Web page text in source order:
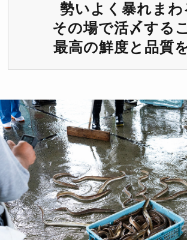
勢いよく暴れまわ
その場で活〆する
最高の鮮度と品質